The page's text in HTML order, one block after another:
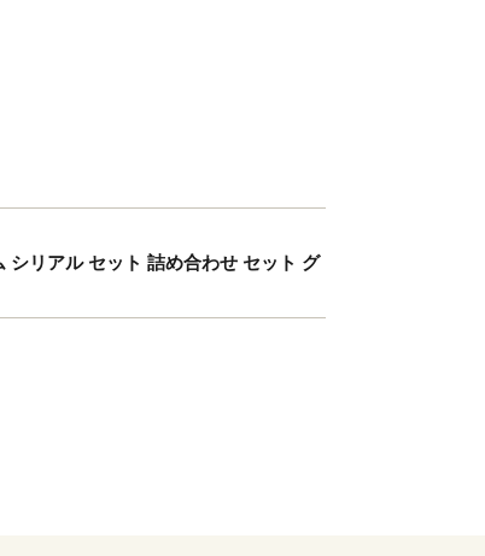
シリアル セット 詰め合わせ セット グ